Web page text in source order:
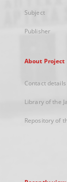
Subject
Publisher
About Project
Contact details
Library of the
Repository of